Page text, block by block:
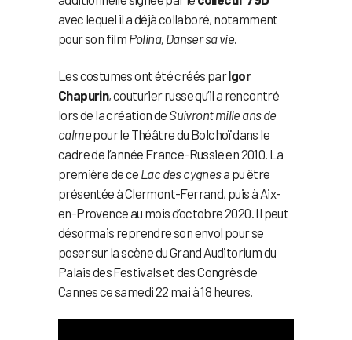
avec lequel il a déjà collaboré, notamment
pour son film Polina, Danser sa vie
Les costumes ont été créés parIgor
Chapurin, couturier russe qu’il a rencontré
lors de la création de Suivront mille ans de
calmepour le Théâtre du Bolchoï dans le
cadre de l’année France-Russie en 2010. La
première de ce Lac des cygnesa pu être
présentée à Clermont-Ferrand, puis à Aix-
en-Provence au mois d’octobre 2020. Il peut
désormais reprendre son envol pour se
poser sur la scène du Grand Auditorium du
Palais des Festivals et des Congrès de
Cannes ce samedi 22 mai à 18 heures.